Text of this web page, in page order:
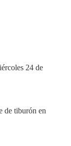
24 de